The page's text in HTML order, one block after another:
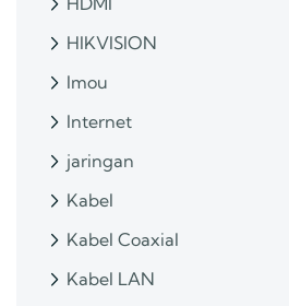
HIKVISION
Imou
Internet
jaringan
Kabel
Kabel Coaxial
Kabel LAN